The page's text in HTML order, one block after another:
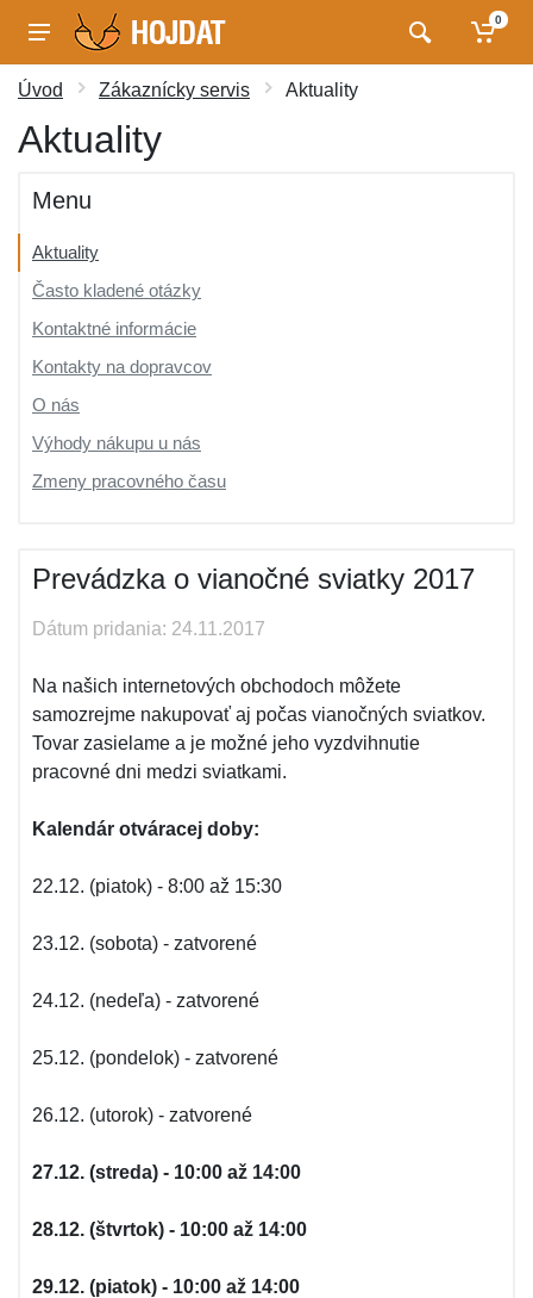
0
Úvod Zákaznícky servis Aktuality
Aktuality
Menu
Aktuality
Často kladené otázky
Kontaktné informácie
Kontakty na dopravcov
O nás
Výhody nákupu u nás
Zmeny pracovného času
Prevádzka o vianočné sviatky 2017
Dátum pridania: 24.11.2017
Na našich internetových obchodoch môžete
samozrejme nakupovať aj počas vianočných sviatkov.
Tovar zasielame a je možné jeho vyzdvihnutie
pracovné dni medzi sviatkami.
Kalendár otváracej doby:
22.12. (piatok) - 8:00 až 15:30
23.12. (sobota) - zatvorené
24.12. (nedeľa) - zatvorené
25.12. (pondelok) - zatvorené
26.12. (utorok) - zatvorené
27.12. (streda) - 10:00 až 14:00
28.12. (štvrtok) - 10:00 až 14:00
29.12. (piatok) - 10:00 až 14:00